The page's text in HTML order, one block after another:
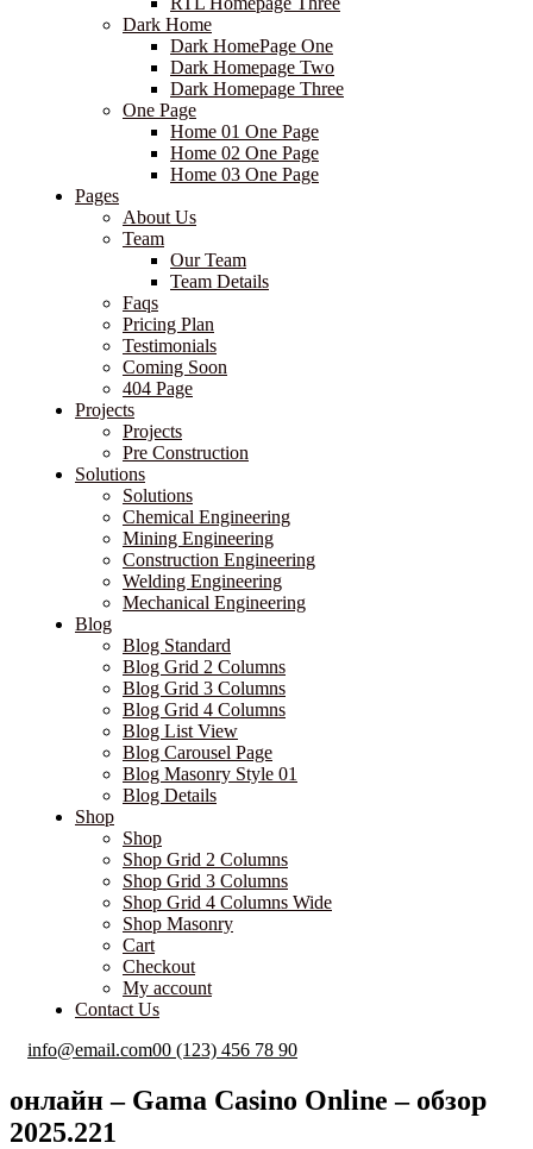
Dark Home
Dark HomePage One
Dark Homepage Two
Dark Homepage Three
One Page
Home 01 One Page
Home 02 One Page
Home 03 One Page
Pages
About Us
Team
Our Team
Team Details
Faqs
Pricing Plan
Testimonials
Coming Soon
404 Page
Projects
Projects
Pre Construction
Solutions
Solutions
Chemical Engineering
Mining Engineering
Construction Engineering
Welding Engineering
Mechanical Engineering
Blog
Blog Standard
Blog Grid 2 Columns
Blog Grid 3 Columns
Blog Grid 4 Columns
Blog List View
Blog Carousel Page
Blog Masonry Style 01
Blog Details
Shop
Shop
Shop Grid 2 Columns
Shop Grid 3 Columns
Shop Grid 4 Columns Wide
Shop Masonry
Cart
Checkout
My account
Contact Us
info@email.com00 (123) 456 78 90
онлайн – Gama Casino Online – обзор
2025.221